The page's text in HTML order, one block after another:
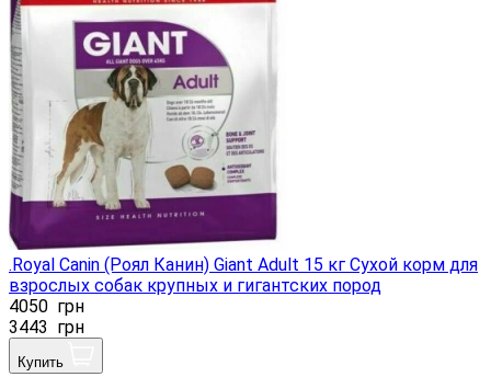
.Royal Canin (Роял Канин) Giant Adult 15 кг Сухой корм для
взрослых собак крупных и гигантских пород
4050 грн
3443 грн
Купить